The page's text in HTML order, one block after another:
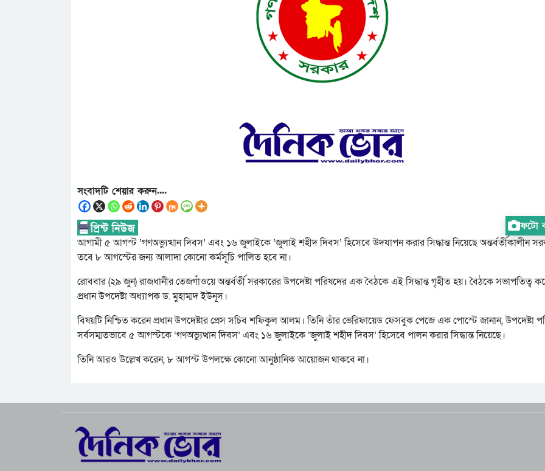
ফটো
সংবাদটি শেয়ার করুন....
আগামী ৫ আগস্ট ‘গণঅভ্যুত্থান দিবস’ এবং ১৬ জুলাইকে ‘জুলাই শহীদ দিবস’ হিসেবে উদযাপন করার সিদ্ধান্ত নিয়েছে অন্তর্বর্তীকালীন
তবে ৮ আগস্টের জন্য আলাদা কোনো কর্মসূচি পালিত হবে না।
রোববার (২৯ জুন) রাজধানীর তেজগাঁওয়ে অন্তর্বর্তী সরকারের উপদেষ্টা পরিষদের এক বৈঠকে এই সিদ্ধান্ত গৃহীত হয়। বৈঠকে সভাপতিত্ব
প্রধান উপদেষ্টা অধ্যাপক ড. মুহাম্মদ ইউনূস।
বিষয়টি নিশ্চিত করেন প্রধান উপদেষ্টার প্রেস সচিব শফিকুল আলম। তিনি তাঁর ভেরিফায়েড ফেসবুক পেজে এক পোস্টে জানান, উপদেষ্টা
সর্বসম্মতভাবে ৫ আগস্টকে ‘গণঅভ্যুত্থান দিবস’ এবং ১৬ জুলাইকে ‘জুলাই শহীদ দিবস’ হিসেবে পালন করার সিদ্ধান্ত নিয়েছে।
তিনি আরও উল্লেখ করেন, ৮ আগস্ট উপলক্ষে কোনো আনুষ্ঠানিক আয়োজন থাকবে না।